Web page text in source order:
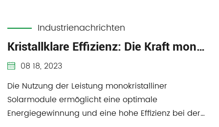
Industrienachrichten
Kristallklare Effizienz: Die Kraft monokristalliner Solarmodule für eine optimale Energiegewinnung freisetzen
08 18, 2023
Die Nutzung der Leistung monokristalliner
Solarmodule ermöglicht eine optimale
Energiegewinnung und eine hohe Effizienz bei der